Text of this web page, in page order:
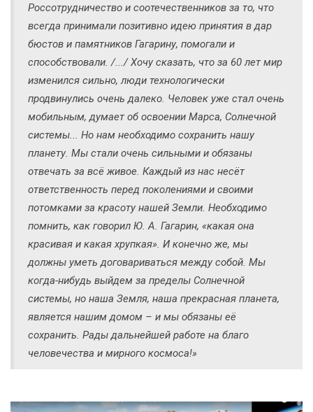
Россотрудничество и соотечественников за то, что
всегда принимали позитивно идею принятия в дар
бюстов и памятников Гагарину, помогали и
способствовали. /.../ Хочу сказать, что за 60 лет мир
изменился сильно, люди технологически
продвинулись очень далеко. Человек уже стал очень
мобильным, думает об освоении Марса, Солнечной
системы... Но нам необходимо сохранить нашу
планету. Мы стали очень сильными и обязаны
отвечать за всё живое. Каждый из нас несёт
ответственность перед поколениями и своими
потомками за красоту нашей Земли. Необходимо
помнить, как говорил Ю. А. Гагарин, «какая она
красивая и какая хрупкая». И конечно же, мы
должны уметь договариваться между собой. Мы
когда-нибудь выйдем за пределы Солнечной
системы, но наша Земля, наша прекрасная планета,
является нашим домом – и мы обязаны её
сохранить. Рады дальнейшей работе на благо
человечества и мирного космоса!»